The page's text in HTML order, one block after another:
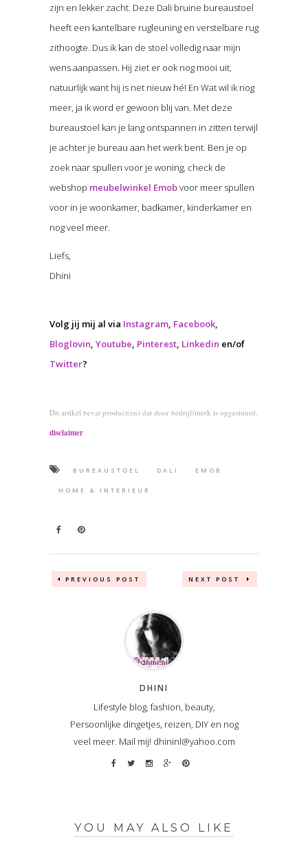
zijn en lekker zacht. Deze Dali bruine bureaustoel
heeft een kantelbare rugleuning en verstelbare rug
zithoogte. Dus ik kan de stoel volledig naar mijn
wens aanpassen. Hij ziet er ook nog mooi uit,
natuurlijk want hij is net nieuw hé! En Wat wil ik nog
meer, ja ik word er gewoon blij van. Met deze
bureaustoel kan je lang ontspannen in zitten terwijl
je achter je bureau aan het werk bent. Ben je op
zoek naar spullen voor je woning, check de
webshop meubelwinkel Emobvoor meer spullen
voor in je woonkamer, badkamer, kinderkamer en
nog veel meer.
Liefs,
Dhini
Volg jij mij al via Instagram, Facebook,
Bloglovin, Youtube, Pinterest, Linkedin en/of
Twitter?
Dit artikel bevat product(en) dat door bedrijf/merk is opgestuurd.
disclaimer
BUREAUSTOEL DALI EMOB
HOME & INTERIEUR
PREVIOUS POST NEXT POST
DHINI
Lifestyle blog, fashion, beauty,
Persoonlijke dingetjes, reizen, DIY en nog
veel meer. Mail mij! dhininl@yahoo.com
YOU MAY ALSO LIKE